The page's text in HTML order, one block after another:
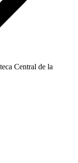
Central de la